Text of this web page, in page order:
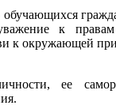
к
к окружающей
ее